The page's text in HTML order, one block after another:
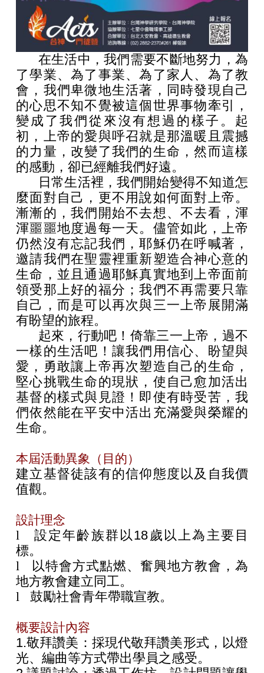
在生活中，我們需要不斷地努力，為
了學業、為了事業、為了家人、為了教
會，我們卑微地生活著，同時發現自己
的心思不知不覺被這個世界事物牽引，
變成了我們從來沒有想過的樣子。起
初，上帝的愛與呼召就是那溫暖且震撼
的力量，改變了我們的生命，然而這樣
的感動，卻已經離我們好遠。
日常生活裡，我們開始變得不知道怎
麼面對自己，更不用說如何面對上帝。
漸漸的，我們開始不去想、不去看，渾
渾噩噩地度過每一天。儘管如此，上帝
仍然沒有忘記我們，耶穌仍在呼喊著，
邀請我們在聖靈裡重新塑造合神心意的
生命，並且通過耶穌真實地到上帝面前
領受那上好的福分；我們不再需要只靠
自己，而是可以再次與三一上帝展開滿
有盼望的旅程。
起來，行動吧！倚靠三一上帝，過不
一樣的生活吧！讓我們用信心、盼望與
愛，勇敢讓上帝再次塑造自己的生命，
堅心挑戰生命的現狀，使自己愈加活出
基督的樣式與見證！即使有時受苦，我
們依然能在平安中活出充滿愛與榮耀的
生命。
本屆活動異象（目的）
建立基督徒該有的信仰態度以及自我價
值觀。
設計理念
l 設定年齡族群以18 歲以上為主要目
標。
l
以特會方式點燃、奮興地方教會，為
地方教會建立同工。
l
鼓勵社會青年帶職宣教。
概要設計內容
1.敬拜讚美：採現代敬拜讚美形式，以燈
光、編曲等方式帶出學員之感受。